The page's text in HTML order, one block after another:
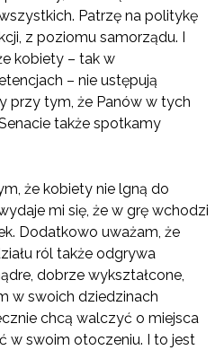
Patrzę na politykę
z poziomu samorządu. I
kobiety – tak w
– nie ustępują
przy tym, że Panów w tych
także spotkamy
że kobiety nie lgną do
mi się, że w grę wchodzi
Dodatkowo uważam, że
ról także odgrywa
dobrze wykształcone,
w swoich dziedzinach
chcą walczyć o miejsca
w swoim otoczeniu. I to jest